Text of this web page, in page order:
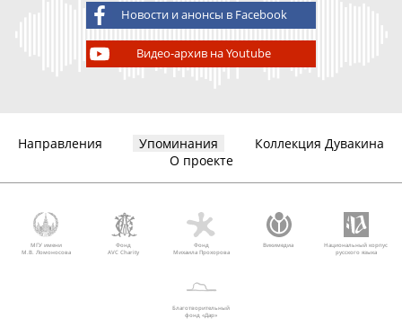
Новости и анонсы в Facebook
Видео-архив на Youtube
Направления Упоминания
Коллекция Дувакина
О проекте
МГУ имени
М.В. Ломоносова
Фонд
AVC Charity
Фонд
Михаила Прохорова
Викимедиа
Национальный корпус
русского языка
Благотворительный
фонд «Дар»